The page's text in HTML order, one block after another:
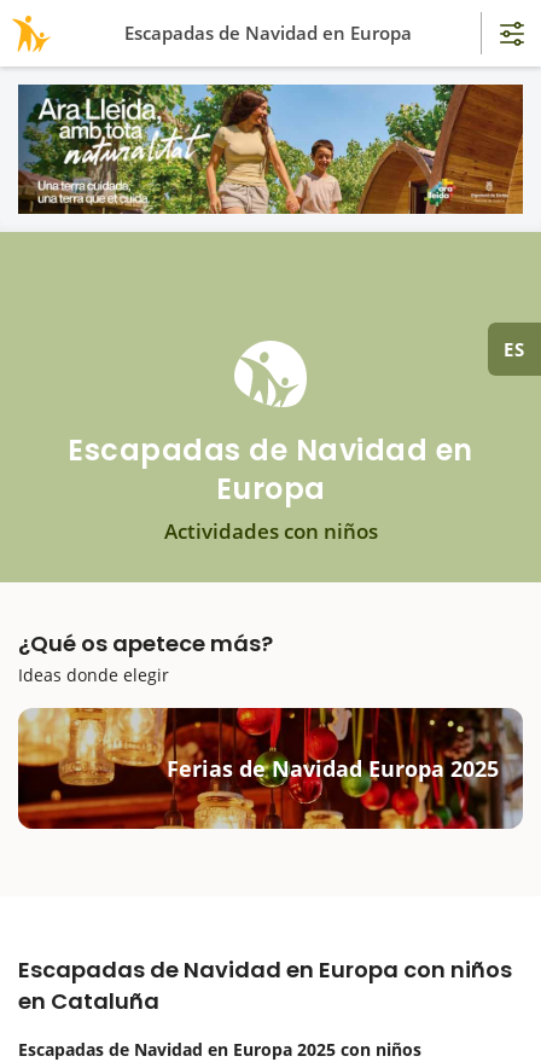
ES
Escapadas de Navidad en
Europa
Actividades con niños
¿Qué os apetece más?
Ideas donde elegir
Ferias de Navidad Europa 2025
Escapadas de Navidad en Europa con niños
en Cataluña
Escapadas de Navidad en Europa 2025 con niños
Escapadas de Navidad en Europa